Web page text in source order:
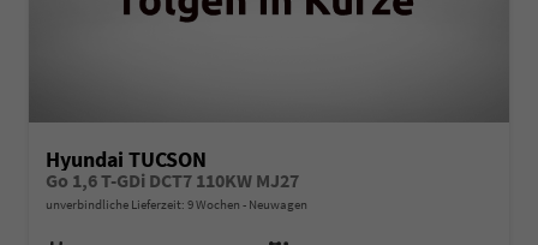
Hyundai TUCSON
Go 1,6 T-GDi DCT7 110KW MJ27
unverbindliche Lieferzeit: 9 Wochen Neuwagen